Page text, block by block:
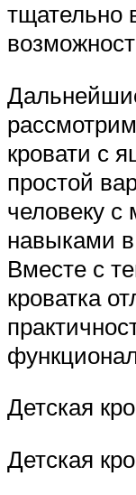
тщательно
кровати с
простой
человеку
навыками
Вместе с
кроватка
Детская
Детская